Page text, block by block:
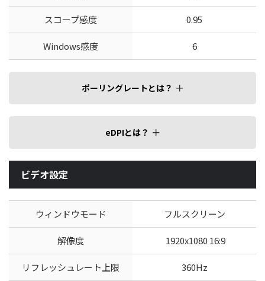
スコープ感度 0.95
Windows感度 6
ポーリングレートとは？
eDPIとは？
ビデオ設定
ウィンドウモード フルスクリーン
解像度 1920x1080 16:9
リフレッシュレート上限 360Hz